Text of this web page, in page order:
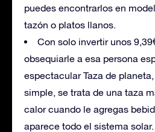
puedes encontrarlos en
tazón o platos llanos.
Con solo invertir unos
obsequiarle a esa persona
espectacular Taza de
simple, se trata de una taza
calor cuando le agregas
aparece todo el sistema solar.